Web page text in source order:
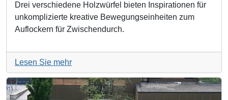
Drei verschiedene Holzwürfel bieten Inspirationen für
unkomplizierte kreative Bewegungseinheiten zum
Auflockern für Zwischendurch.
Lesen Sie mehr